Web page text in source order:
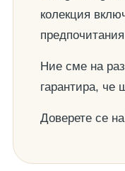
колекция
Ние сме на
гарантира, че
Доверете се на